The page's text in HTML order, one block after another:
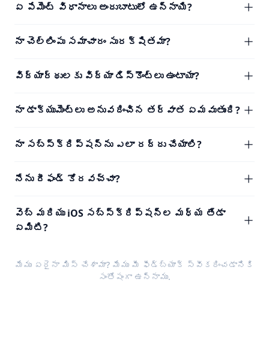
ఏ పేమెంట్ విధానాలు అందుబాటులో ఉన్నాయి?
నా చెల్లింపు సమాచారం సురక్షితమా?
విద్యార్థులకు విద్యా డిస్కౌంట్లు ఉంటాయా?
నా డాక్యుమెంట్లు అనువదించిన తర్వాత ఏమవుతుంది?
నా సబ్‌స్క్రిప్షన్‌ను ఎలా రద్దు చేయాలి?
నేను రీఫండ్ కోరవచ్చా?
వెబ్ మరియు iOS సబ్‌స్క్రిప్షన్‌ల మధ్య తేడా
ఏమిటి?
మేము ఏదైనా మిస్ చేశామా? మేము మీ ఫీడ్‌బ్యాక్ స్వీకరించడానికి
సంతోషంగా ఉన్నాము.